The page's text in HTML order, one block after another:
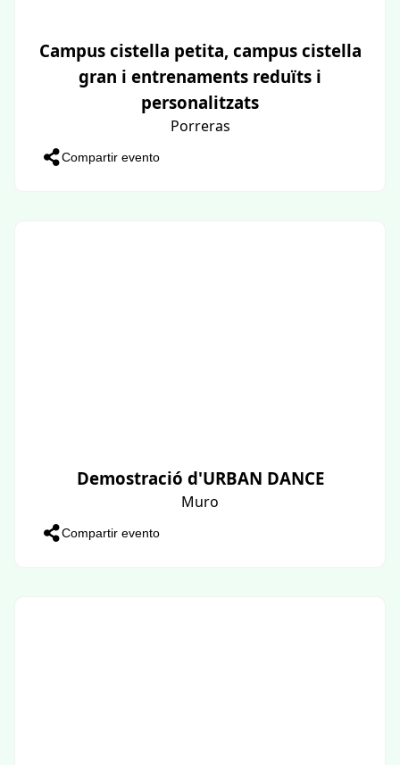
Campus cistella petita, campus cistella
gran i entrenaments reduïts i
personalitzats
Porreras
Compartir evento
Demostració d'URBAN DANCE
Muro
Compartir evento